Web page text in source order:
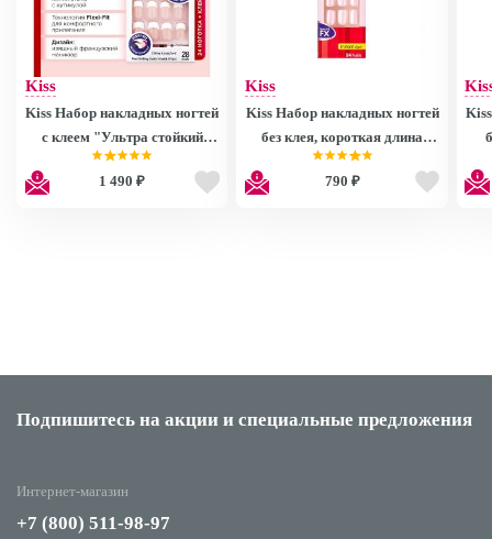
Kiss
Kiss Набор накладных ногтей
с клеем "Ультра стойкий
французский маникюр" для
классической формы ногтей
1 490 ₽
Kiss
Kiss Набор накладных ногтей
без клея, короткая длина
"Розовое сияние" 24 шт
Fashion Glam Nails
790 ₽
Подпишитесь на акции и специальные предложения
Интернет-магазин
+7 (800) 511-98-97